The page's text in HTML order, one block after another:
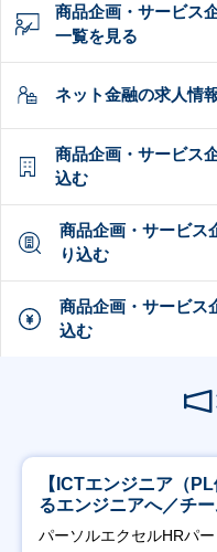
商品企画・サービス
一覧を見る
ネット金融の求人情
商品企画・サービス
込む
商品企画・サービス
り込む
商品企画・サービス
込む
【ICTエンジニア（
るエンジニアへ／チ
パーソルエクセルHRパ